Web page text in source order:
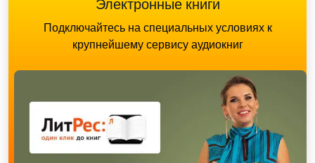
Электронные книги
Подключайтесь на специальных условиях к
крупнейшему сервису аудиокниг